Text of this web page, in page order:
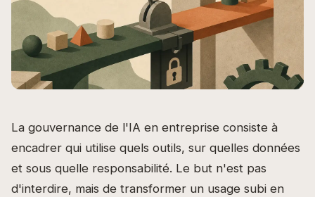
La gouvernance de l'IA en entreprise consiste à
encadrer qui utilise quels outils, sur quelles données
et sous quelle responsabilité. Le but n'est pas
d'interdire, mais de transformer un usage subi en